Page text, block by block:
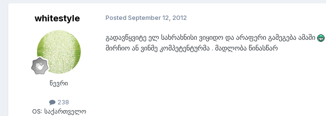
whitestyle
წევრი
238
OS: საქართველო
Posted September 12, 2012
გადავწყვიტე ელ სახრახნისი ვიყიდო და არაფერი გამეგება ამაში
მირჩიო ან ვინმე კომპეტენტურმა . მადლობა წინასწარ